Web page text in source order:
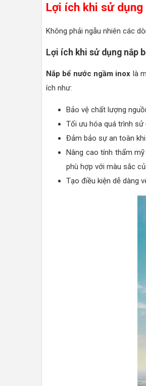
Lợi ích khi sử dụng
Không phải ngẫu nhiên các
Lợi ích khi sử dụng nắp
Nắp bể nước ngầm inox là
ích như:
Bảo vệ chất lượng
Tối ưu hóa quá trình
Đảm bảo sự an toàn
Nâng cao tính thẩm
phù hợp với màu sắc
Tạo điều kiện dễ dàng